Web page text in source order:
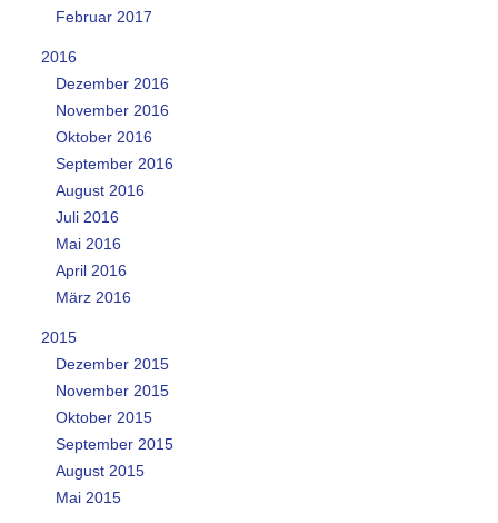
Februar 2017
2016
Dezember 2016
November 2016
Oktober 2016
September 2016
August 2016
Juli 2016
Mai 2016
April 2016
März 2016
2015
Dezember 2015
November 2015
Oktober 2015
September 2015
August 2015
Mai 2015